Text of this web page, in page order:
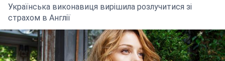
Українська виконавиця вирішила розлучитися зі
страхом в Англії